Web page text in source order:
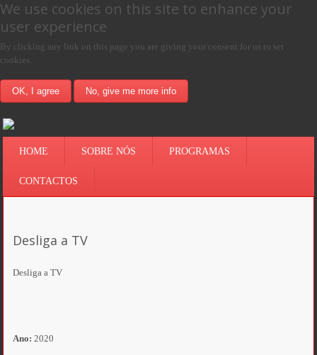
We use cookies on this site to enhance your
user experience
By clicking any link on this page you are giving your consent for us to set
cookies.
OK, I agree No, give me more info
HOME SOBRE NÓS PROGRAMAS
CONTACTOS
Desliga a TV
Desliga a TV
Ano: 2020